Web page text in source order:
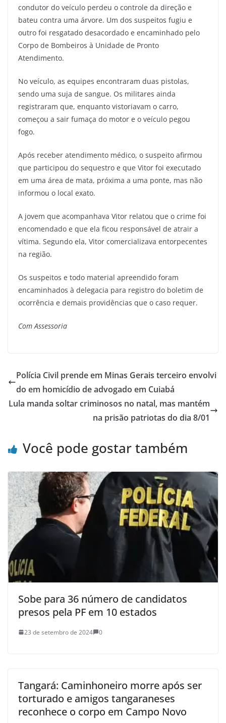
condutor do veículo perdeu o controle da direção e
bateu contra uma árvore. Um dos suspeitos fugiu e
outro foi resgatado desacordado e encaminhado pelo
Corpo de Bombeiros à Unidade de Pronto
Atendimento.
No veículo, as equipes encontraram duas pistolas,
sendo uma suja de sangue. Os militares ainda
registraram que, enquanto vistoriavam o carro,
começou a sair fumaça do motor e o veículo pegou
fogo.
Após receber atendimento médico, o suspeito afirmou
que participou do sequestro e que Vitor foi executado
em uma área de mata, próxima a uma ponte, mas não
informou o local exato.
A jovem que acompanhava Vitor relatou que o crime foi
encomendado e que ela ficou responsável de atrair a
vítima. Segundo ela, Vitor comercializava entorpecentes
na região.
Os suspeitos e todo material apreendido foram
encaminhados à delegacia para registro do boletim de
ocorrência e demais providências que o caso requer.
Com Assessoria
Polícia Civil prende em Minas Gerais terceiro envolvi
do em homicídio de advogado em Cuiabá
Lula manda soltar criminosos no natal, mas mantém
na prisão patriotas do dia 8/01
Você pode gostar também
Sobe para 36 número de candidatos
presos pela PF em 10 estados
23 de setembro de 2024 0
Tangará: Caminhoneiro morre após ser
torturado e amigos tangaraneses
reconhece o corpo em Campo Novo